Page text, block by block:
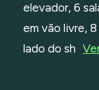
elevador, 6
em vão livre,
lado do sh